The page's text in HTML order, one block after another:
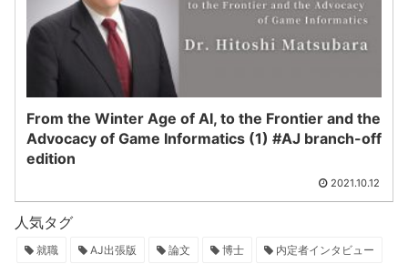
From the Winter Age of AI, to the Frontier and the
Advocacy of Game Informatics (1) #AJ branch-off
edition
2021.10.12
人気タグ
就職 AJ出張版 論文 博士 内定者インタビュー